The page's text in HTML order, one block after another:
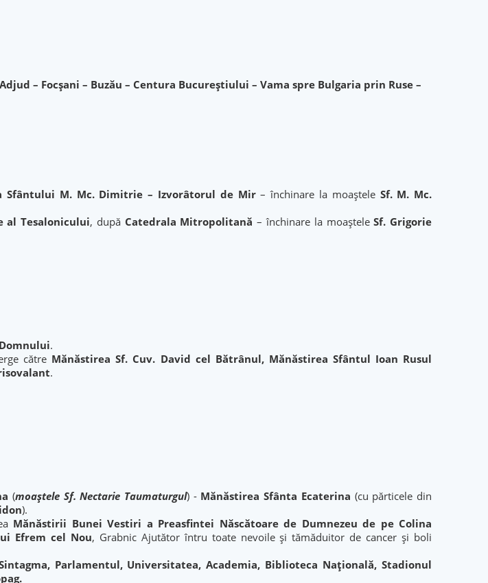
– Focșani – Buzău – Centura Bucureștiului – Vama spre Bulgaria prin Ruse –
Sfântului M. Mc. Dimitrie – Izvorâtorul de Mir – închinare la moaștele Sf. M. Mc.
al Tesalonicului, după Catedrala Mitropolitană – închinare la moașteleSf. Grigorie
.
către Mănăstirea Sf. Cuv. David cel Bătrânul, Mănăstirea Sfântul Ioan Rusul
.
(moaştele Sf. Nectarie Taumaturgul) - Mănăstirea Sfânta Ecaterina (cu părticele din
).
Mănăstirii Bunei Vestiri a Preasfintei Născătoare de Dumnezeu de pe Colina
Efrem cel Nou, Grabnic Ajutător întru toate nevoile şi tămăduitor de cancer şi boli
Parlamentul, Universitatea, Academia, Biblioteca Națională, Stadionul